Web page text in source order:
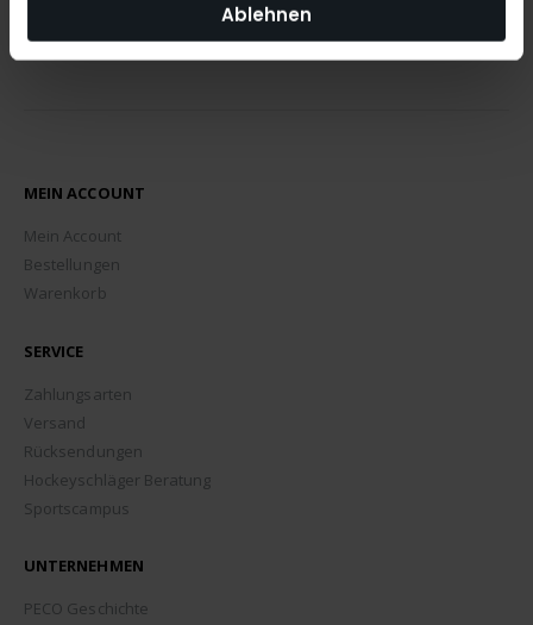
Ablehnen
MEIN ACCOUNT
Mein Account
Bestellungen
Warenkorb
SERVICE
Zahlungsarten
Versand
Rücksendungen
Hockeyschläger Beratung
Sportscampus
UNTERNEHMEN
PECO Geschichte